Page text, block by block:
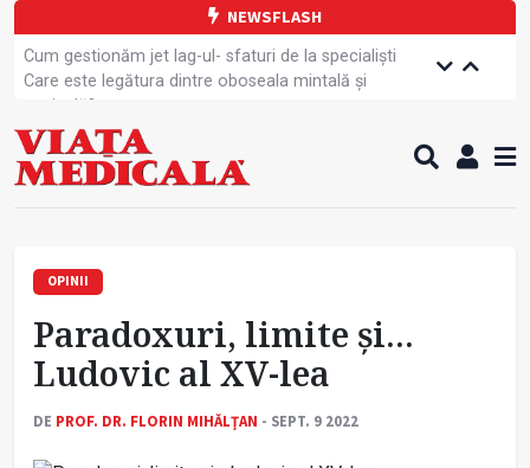
NEWSFLASH
Cum gestionăm jet lag-ul- sfaturi de la specialiști
Care este legătura dintre oboseala mintală și
caniculă?
Campanie de prevenție dedicată sportivelor
Un nou studiu pentru testarea unui vaccin împotriva
tulpinei Bundibugyo a virusului Ebola
sănătate
Demersuri pentru acces transfrontalier la date
Contractul cadru ar putea fi modificat
temporar
OPINII
Paradoxuri, limite și...
Ludovic al XV-lea
DE PROF. DR. FLORIN MIHĂLŢAN - SEPT. 9 2022